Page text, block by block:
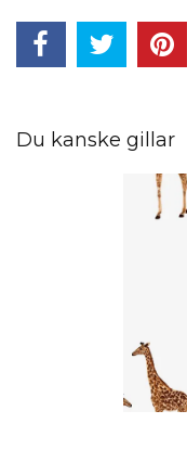
Du kanske gillar